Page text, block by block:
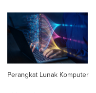
Perangkat Lunak Komputer